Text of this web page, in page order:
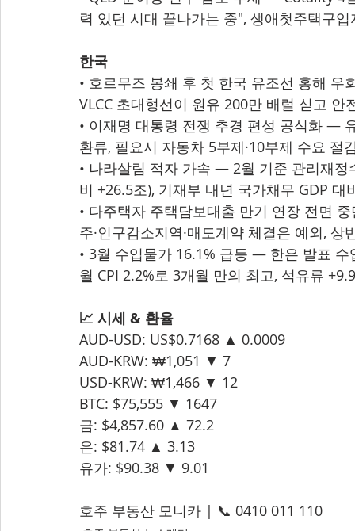
력 있던 시대 끝나가는 중", 생애첫주택구
한국
• 호르무즈 봉쇄 후 첫 한국 유조선 홍해
VLCC 초대형선이 원유 200만 배럴 싣고
• 이재명 대통령 전쟁 추경 편성 공식화 —
환류, 필요시 자동차 5부제·10부제 수요 절
• 나라살림 적자 가속 — 2월 기준 관리재
비 +26.5조), 기재부 내년 국가채무 GDP
• 다주택자 주택담보대출 만기 연장 전면
주·인구감소지역·매도계약 체결은 예외, 상
• 3월 수입물가 16.1% 급등 — 한은 발표
월 CPI 2.2%로 3개월 만의 최고, 석유류
📈 시세 & 환율
AUD-USD: US$0.7168 ▲ 0.0009
AUD-KRW: ₩1,051 ▼ 7
USD-KRW: ₩1,466 ▼ 12
BTC: $75,555 ▼ 1647
금: $4,857.60 ▲ 72.2
은: $81.74 ▲ 3.13
유가: $90.38 ▼ 9.01
호주 부동산 모니카 | 📞 0410 011 110